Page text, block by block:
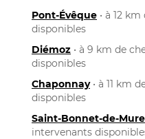
Pont-Évêque • à 12
disponibles
Diémoz • à 9 km de
disponibles
Chaponnay• à 11 km
disponibles
Saint-Bonnet-de-Mure
intervenants